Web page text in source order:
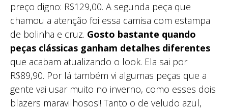
preço digno: R$129,00. A segunda peça que
chamou a atenção foi essa camisa com estampa
de bolinha e cruz. Gosto bastante quando
peças clássicas ganham detalhes diferentes
que acabam atualizando o look. Ela sai por
R$89,90. Por lá também vi algumas peças que a
gente vai usar muito no inverno, como esses dois
blazers maravilhosos!! Tanto o de veludo azul,